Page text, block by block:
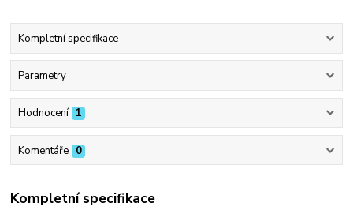
Kompletní specifikace
Parametry
Hodnocení 1
Komentáře 0
Kompletní specifikace